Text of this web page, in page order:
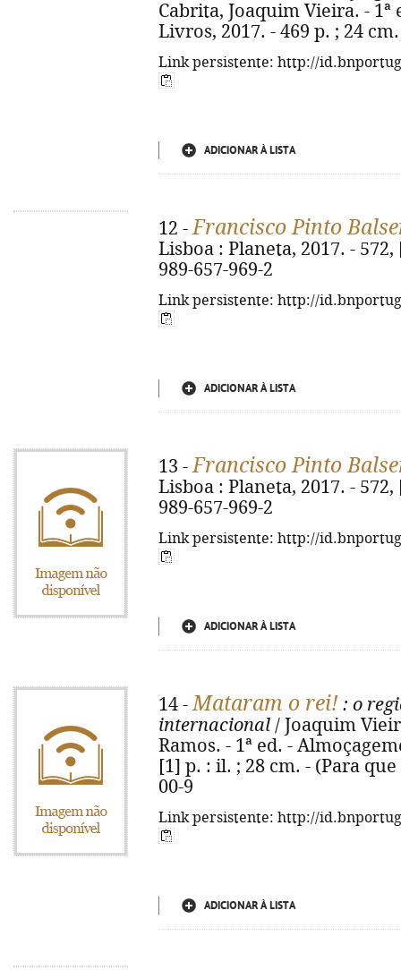
Cabrita, Joaquim Vieira. - 1ª
Livros, 2017. - 469 p. ; 24
Link persistente: http://
ADICIONAR À LISTA
12 -Francisco Pinto
Lisboa : Planeta, 2017. -
989-657-969-2
Link persistente: http://
ADICIONAR À LISTA
13 -Francisco Pinto
Lisboa : Planeta, 2017. -
989-657-969-2
Link persistente: http://
ADICIONAR À LISTA
14 -Mataram o rei! : o
internacional / Joaquim
Ramos. - 1ª ed. -
[1] p. : il. ; 28 cm. - (Para
00-9
Link persistente: http://
ADICIONAR À LISTA